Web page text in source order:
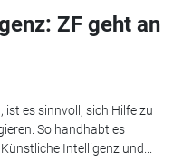
ZF geht an
es sinnvoll, sich Hilfe zu
So handhabt es
Intelligenz und...